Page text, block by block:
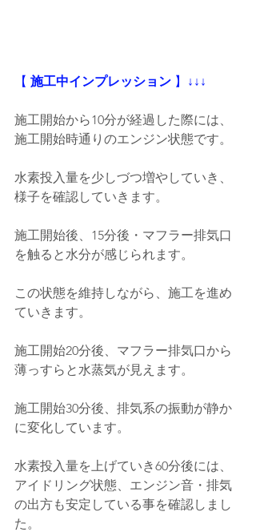
【 施工中インプレッション 】 ↓↓↓
施工開始から10分が経過した際には、
施工開始時通りのエンジン状態です。
水素投入量を少しづつ増やしていき、
様子を確認していきます。
施工開始後、15分後・マフラー排気口
を触ると水分が感じられます。
この状態を維持しながら、施工を進め
ていきます。
施工開始20分後、マフラー排気口から
薄っすらと水蒸気が見えます。
施工開始30分後、 排気系の振動が静か
に変化しています。
水素投入量を上げていき60分後には、
アイドリング状態、エンジン音・排気
の出方も安定している事を確認しまし
た。